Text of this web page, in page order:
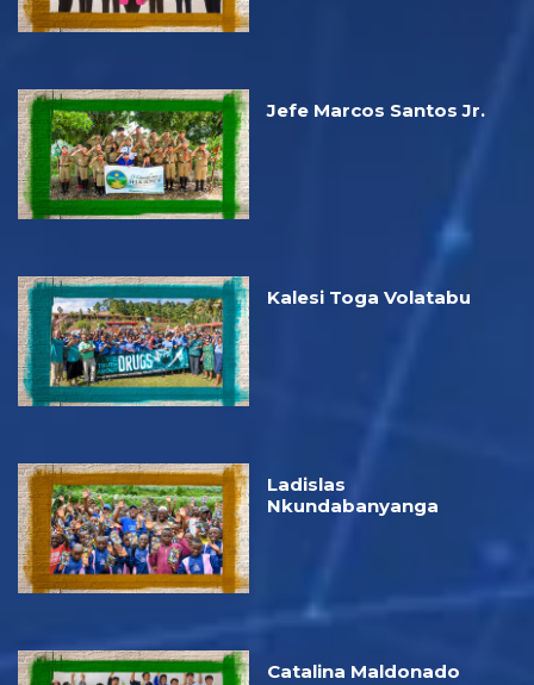
Jefe Marcos Santos Jr.
Kalesi Toga Volatabu
Ladislas
Nkundabanyanga
Catalina Maldonado